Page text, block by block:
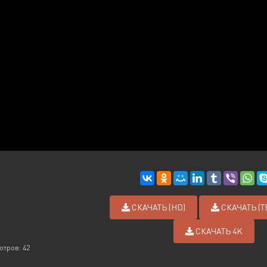
СКАЧАТЬ (HD) СКАЧАТЬ
СКАЧАТЬ 4K
42